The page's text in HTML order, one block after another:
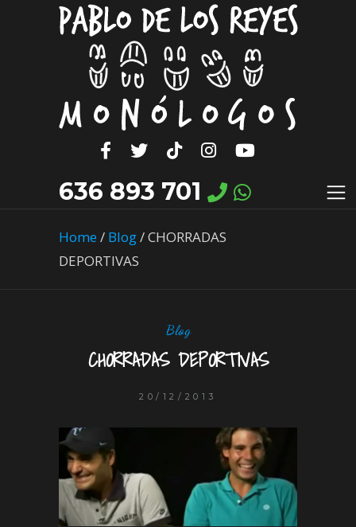
636 893 701
Home/ Blog/CHORRADAS
DEPORTIVAS
Blog
CHORRADAS DEPORTIVAS
20/12/2013